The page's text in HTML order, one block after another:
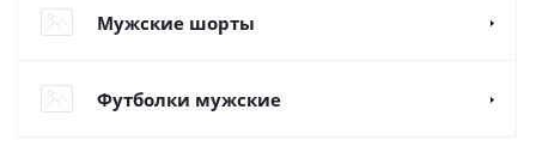
Мужские шорты
Футболки мужские